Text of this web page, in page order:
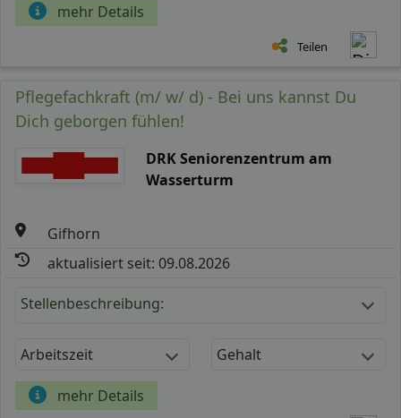
mehr Details
Teilen
Pflegefachkraft (m/ w/ d) - Bei uns kannst Du
Dich geborgen fühlen!
DRK Seniorenzentrum am
Wasserturm
Gifhorn
aktualisiert seit: 09.08.2026
Stellenbeschreibung:
Arbeitszeit Gehalt
mehr Details